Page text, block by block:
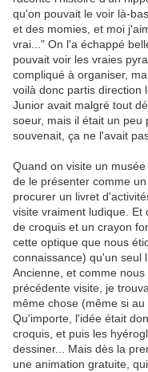
qu'on pouvait le voir là-
et des momies, et moi
vrai..." On l'a échappé
pouvait voir les vraies
compliqué à organiser,
voilà donc partis direction
Junior avait malgré tout
soeur, mais il était un peu
souvenait, ça ne l'avait
Quand on visite un
de le présenter comme
procurer un livret
visite vraiment ludique.
de croquis et un crayon
cette optique que nous
connaissance) qu'un seul
Ancienne, et comme
précédente visite, je
même chose (même si
Qu'importe, l'idée était
croquis, et puis les
dessiner... Mais dès la
une animation gratuite,